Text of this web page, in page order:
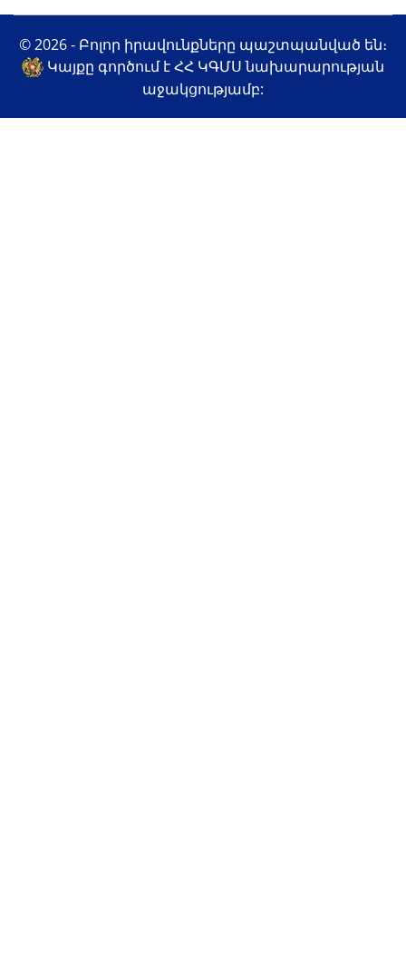
© 2026 - Բոլոր իրավունքները պաշտպանված են։
Կայքը գործում է ՀՀ ԿԳՄՍ նախարարության
աջակցությամբ: